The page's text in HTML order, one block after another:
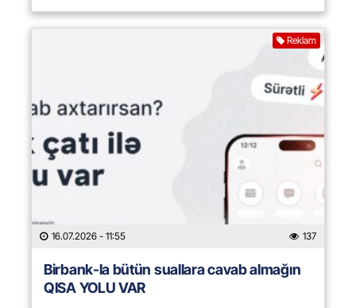
Reklam
16.07.2026 - 11:55 137
Birbank-la bütün suallara cavab almağın
QISA YOLU VAR